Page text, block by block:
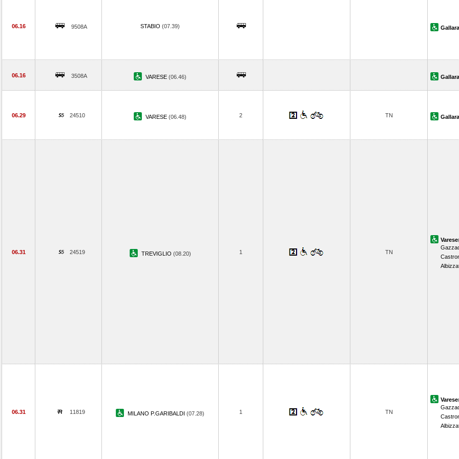
06.16 9508A STABIO (07.39)
06.16 3508A VARESE (06.46)
06.29 24510 VARESE (06.48) 2 TN
06.31 24519 TREVIGLIO (08.20) 1 TN
Varese
06.31 11819 MILANO P.GARIBALDI (07.28) 1 TN
Varese